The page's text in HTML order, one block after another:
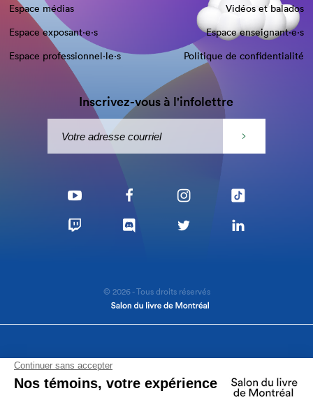
Espace médias
Vidéos et balados
Espace exposant·e⋅s
Espace enseignant·e⋅s
Espace professionnel·le⋅s
Politique de confidentialité
Inscrivez-vous à l'infolettre
© 2026 - Tous droits réservés